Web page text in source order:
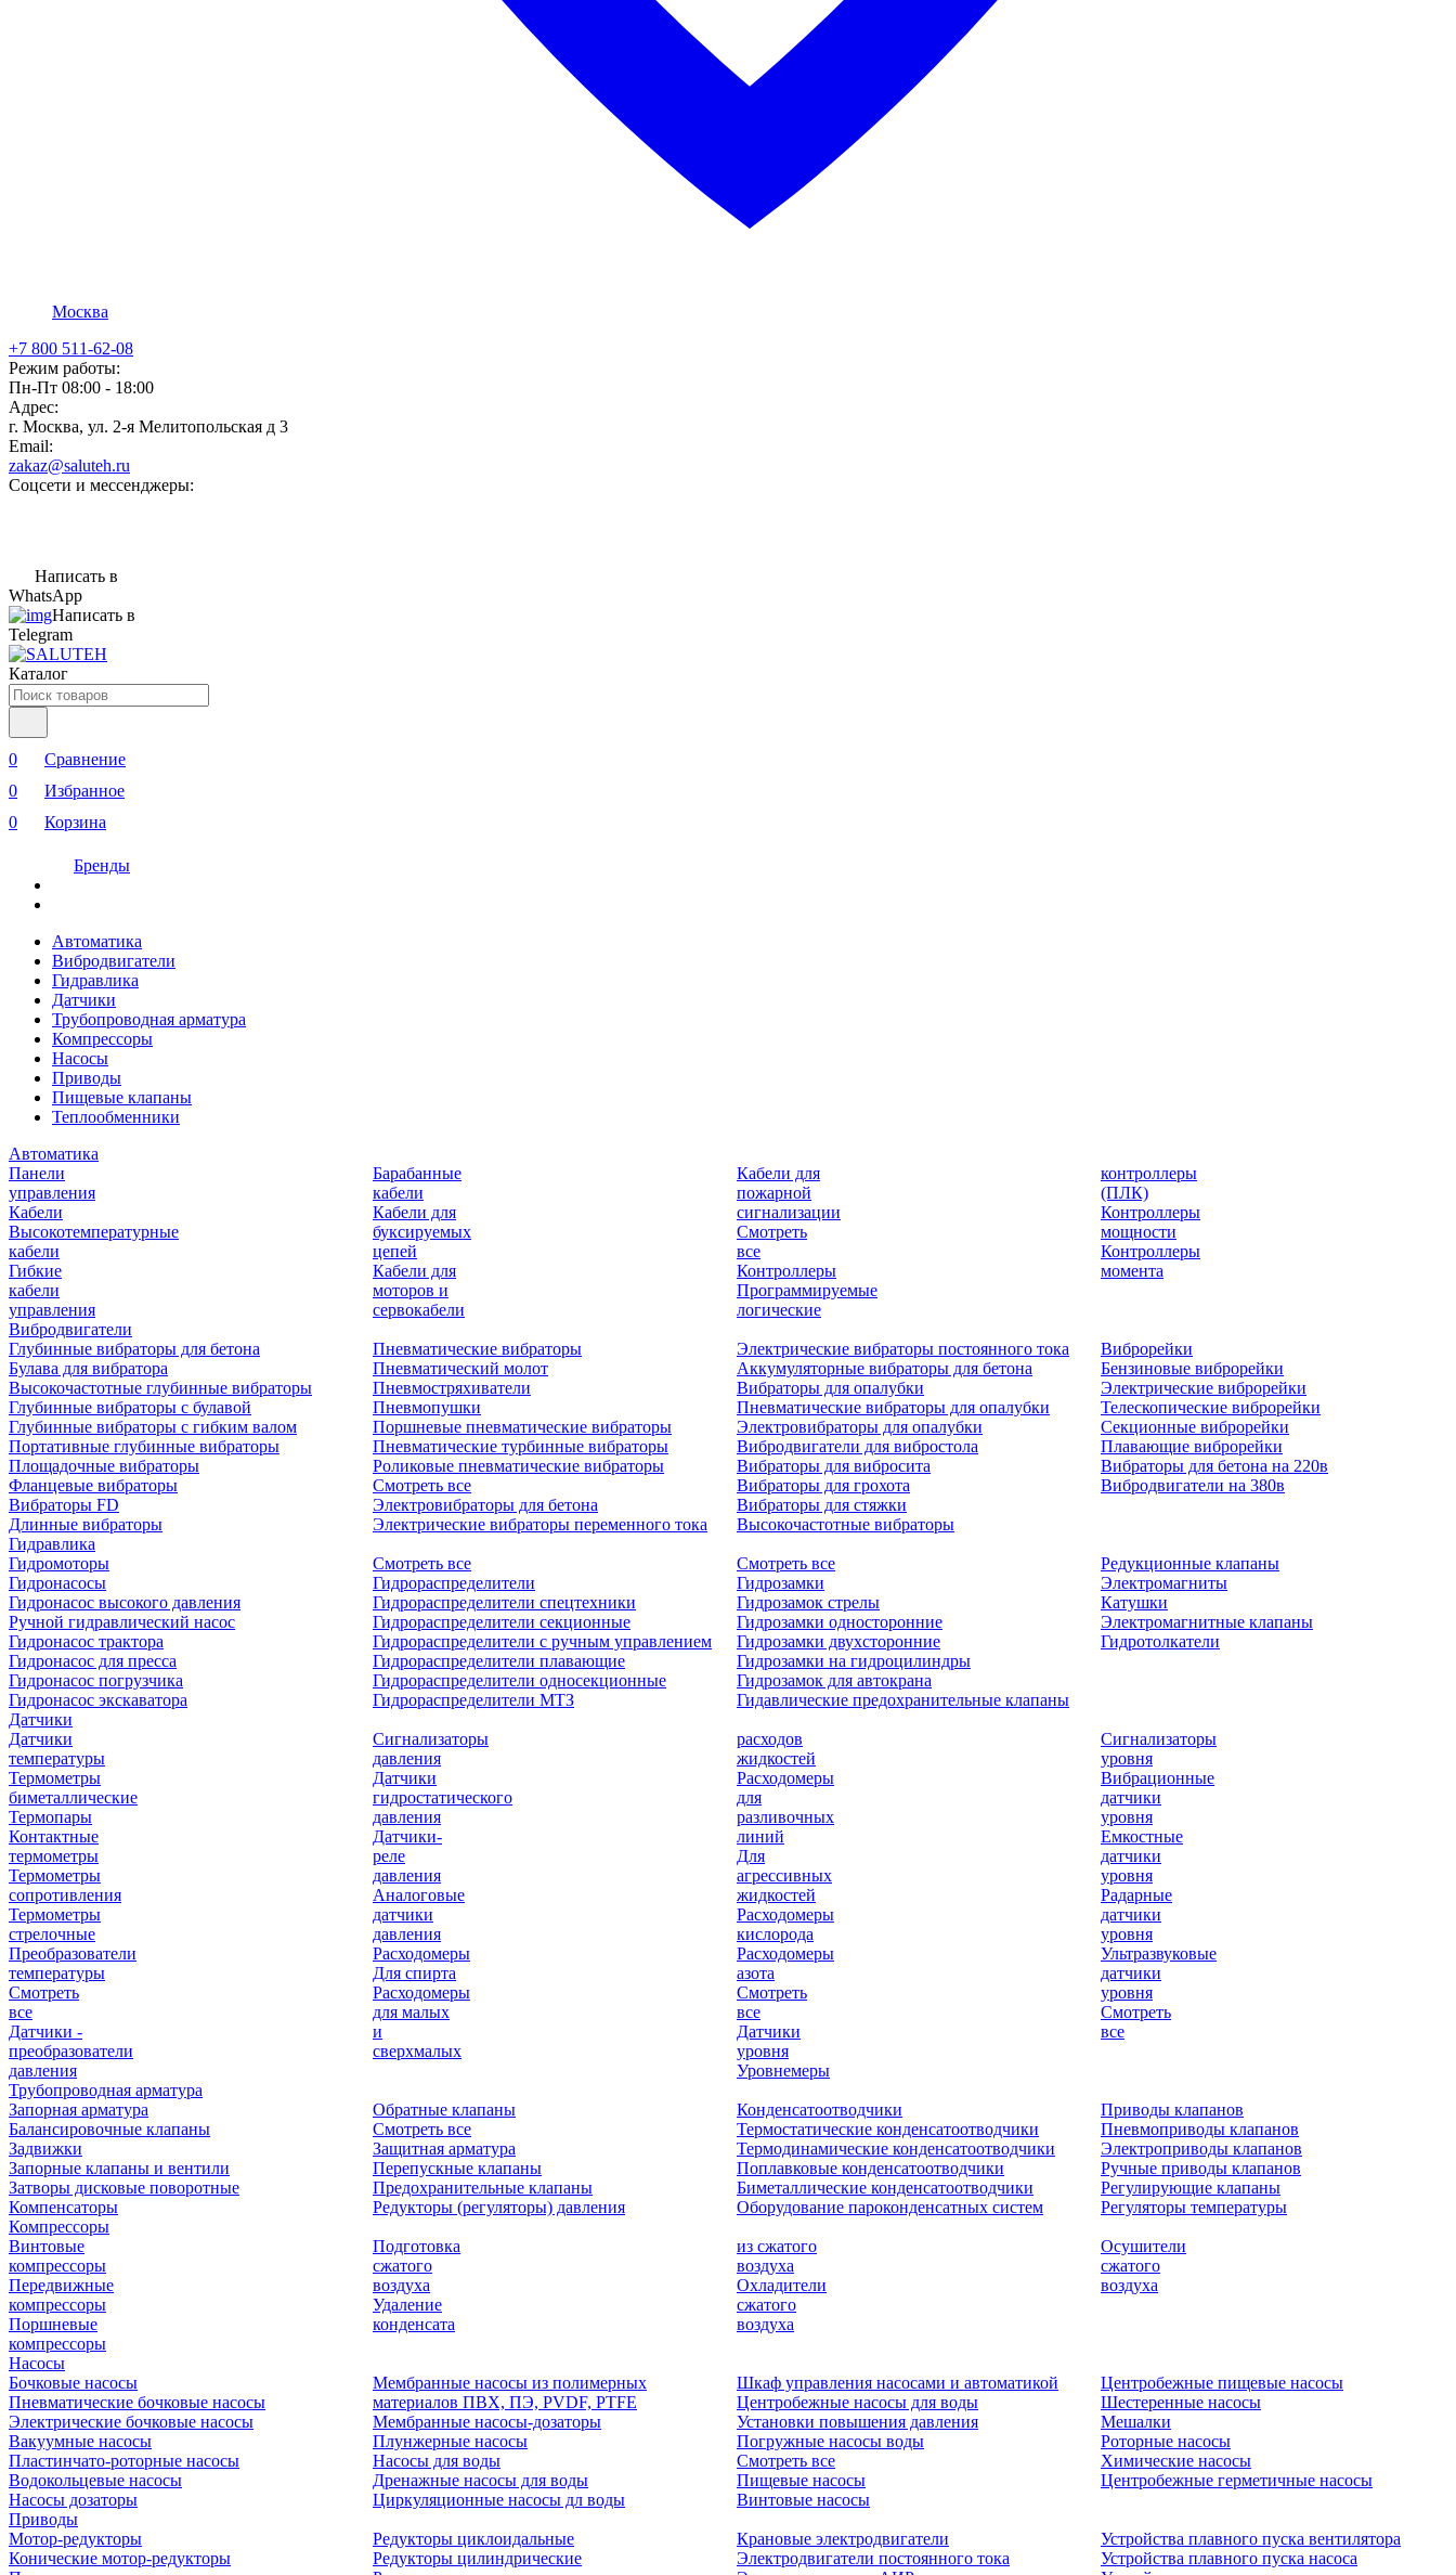
Москва
+7 800 511-62-08
Режим работы:
Пн-Пт 08:00 - 18:00
Адрес:
г. Москва, ул. 2-я Мелитопольская д 3
Email:
zakaz@saluteh.ru
Соцсети и мессенджеры:
Написать в
WhatsApp
Написать в
Telegram
Каталог
0
Сравнение
0
Избранное
0
Корзина
Бренды
Автоматика
Вибродвигатели
Гидравлика
Датчики
Трубопроводная арматура
Компрессоры
Насосы
Приводы
Пищевые клапаны
Теплообменники
Автоматика
Панели
управления
Кабели
Высокотемпературные
кабели
Гибкие
кабели
управления
Барабанные
кабели
Кабели для
буксируемых
цепей
Кабели для
моторов и
сервокабели
Кабели для
пожарной
сигнализации
Смотреть
все
Контроллеры
Программируемые
логические
контроллеры
(ПЛК)
Контроллеры
мощности
Контроллеры
момента
Вибродвигатели
Глубинные вибраторы для бетона
Булава для вибратора
Высокочастотные глубинные вибраторы
Глубинные вибраторы с булавой
Глубинные вибраторы с гибким валом
Портативные глубинные вибраторы
Площадочные вибраторы
Фланцевые вибраторы
Вибраторы FD
Длинные вибраторы
Пневматические вибраторы
Пневматический молот
Пневмостряхиватели
Пневмопушки
Поршневые пневматические вибраторы
Пневматические турбинные вибраторы
Роликовые пневматические вибраторы
Смотреть все
Электровибраторы для бетона
Электрические вибраторы переменного тока
Электрические вибраторы постоянного тока
Аккумуляторные вибраторы для бетона
Вибраторы для опалубки
Пневматические вибраторы для опалубки
Электровибраторы для опалубки
Вибродвигатели для вибростола
Вибраторы для вибросита
Вибраторы для грохота
Вибраторы для стяжки
Высокочастотные вибраторы
Виброрейки
Бензиновые виброрейки
Электрические виброрейки
Телескопические виброрейки
Секционные виброрейки
Плавающие виброрейки
Вибраторы для бетона на 220в
Вибродвигатели на 380в
Гидравлика
Гидромоторы
Гидронасосы
Гидронасос высокого давления
Ручной гидравлический насос
Гидронасос трактора
Гидронасос для пресса
Гидронасос погрузчика
Гидронасос экскаватора
Смотреть все
Гидрораспределители
Гидрораспределители спецтехники
Гидрораспределители секционные
Гидрораспределители с ручным управлением
Гидрораспределители плавающие
Гидрораспределители односекционные
Гидрораспределители МТЗ
Смотреть все
Гидрозамки
Гидрозамок стрелы
Гидрозамки односторонние
Гидрозамки двухсторонние
Гидрозамки на гидроцилиндры
Гидрозамок для автокрана
Гидавлические предохранительные клапаны
Редукционные клапаны
Электромагниты
Катушки
Электромагнитные клапаны
Гидротолкатели
Датчики
Датчики
температуры
Термометры
биметаллические
Термопары
Контактные
термометры
Термометры
сопротивления
Термометры
стрелочные
Преобразователи
температуры
Смотреть
все
Датчики -
преобразователи
давления
Сигнализаторы
давления
Датчики
гидростатического
давления
Датчики-
реле
давления
Аналоговые
датчики
давления
Расходомеры
Для спирта
Расходомеры
для малых
и
сверхмалых
расходов
жидкостей
Расходомеры
для
разливочных
линий
Для
агрессивных
жидкостей
Расходомеры
кислорода
Расходомеры
азота
Смотреть
все
Датчики
уровня
Уровнемеры
Сигнализаторы
уровня
Вибрационные
датчики
уровня
Емкостные
датчики
уровня
Радарные
датчики
уровня
Ультразвуковые
датчики
уровня
Смотреть
все
Трубопроводная арматура
Запорная арматура
Балансировочные клапаны
Задвижки
Запорные клапаны и вентили
Затворы дисковые поворотные
Компенсаторы
Обратные клапаны
Смотреть все
Защитная арматура
Перепускные клапаны
Предохранительные клапаны
Редукторы (регуляторы) давления
Конденсатоотводчики
Термостатические конденсатоотводчики
Термодинамические конденсатоотводчики
Поплавковые конденсатоотводчики
Биметаллические конденсатоотводчики
Оборудование пароконденсатных систем
Приводы клапанов
Пневмоприводы клапанов
Электроприводы клапанов
Ручные приводы клапанов
Регулирующие клапаны
Регуляторы температуры
Компрессоры
Винтовые
компрессоры
Передвижные
компрессоры
Поршневые
компрессоры
Подготовка
сжатого
воздуха
Удаление
конденсата
из сжатого
воздуха
Охладители
сжатого
воздуха
Осушители
сжатого
воздуха
Насосы
Бочковые насосы
Пневматические бочковые насосы
Электрические бочковые насосы
Вакуумные насосы
Пластинчато-роторные насосы
Водокольцевые насосы
Насосы дозаторы
Мембранные насосы из полимерных
материалов ПВХ, ПЭ, PVDF, PTFE
Мембранные насосы-дозаторы
Плунжерные насосы
Насосы для воды
Дренажные насосы для воды
Циркуляционные насосы дл воды
Шкаф управления насосами и автоматикой
Центробежные насосы для воды
Установки повышения давления
Погружные насосы воды
Смотреть все
Пищевые насосы
Винтовые насосы
Центробежные пищевые насосы
Шестеренные насосы
Мешалки
Роторные насосы
Химические насосы
Центробежные герметичные насосы
Приводы
Мотор-редукторы
Конические мотор-редукторы
Редукторы циклоидальные
Редукторы цилиндрические
Крановые электродвигатели
Электродвигатели постоянного тока
Устройства плавного пуска вентилятора
Устройства плавного пуска насоса